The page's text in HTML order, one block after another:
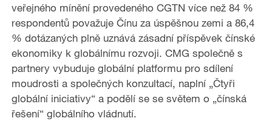
veřejného mínění provedeného CGTN více než 84 %
respondentů považuje Čínu za úspěšnou zemi a 86,4
% dotázaných plně uznává zásadní příspěvek čínské
ekonomiky k globálnímu rozvoji. CMG společně s
partnery vybuduje globální platformu pro sdílení
moudrosti a společných konzultací, naplní „Čtyři
globální iniciativy“ a podělí se se světem o „čínská
řešení“ globálního vládnutí.